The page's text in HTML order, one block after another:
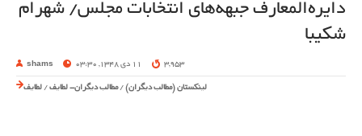
دایره‌المعارف جبهه‌های انتخابات مجلس/ شهرام
شکیبا
shams 11 دی 1348, 03:30 3,953
لینکستان (مطالب دیگران) /مطالب دیگران- لطایف / لطایف